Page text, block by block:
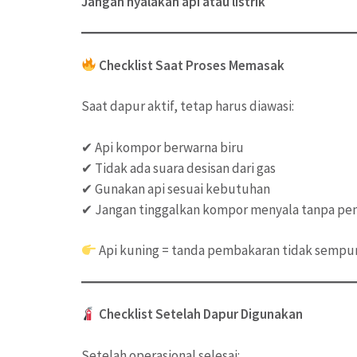
Checklist Saat Proses Memasak
Saat dapur aktif, tetap harus diawasi:
✔ Api kompor berwarna biru
✔ Tidak ada suara desisan dari gas
✔ Gunakan api sesuai kebutuhan
✔ Jangan tinggalkan kompor menyala tanpa
Api kuning = tanda pembakaran tidak
Checklist Setelah Dapur Digunakan